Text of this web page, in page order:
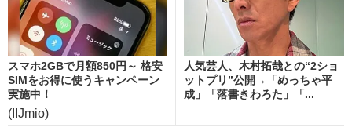
スマホ2GBで月額850円～ 格安
SIMをお得に使うキャンペーン
実施中！
(IIJmio)
人気芸人、木村拓哉との“2ショ
ットプリ”公開→「めっちゃ平
成」「落書きわろた」「...